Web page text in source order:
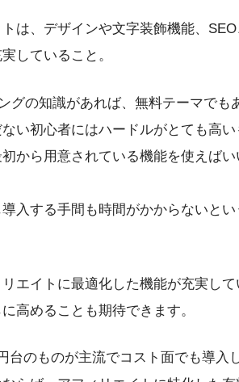
は、デザインや文字装飾機能、SEO
している こと。
グの知識があれば、無料テーマでも
い初心者にはハードルがとても高い
から用意されている機能を使えば
入する手間も時間がかからないと
エイトに最適化した機能が充実し
高めることも期待できます。
台のものが主流でコスト面でも導入